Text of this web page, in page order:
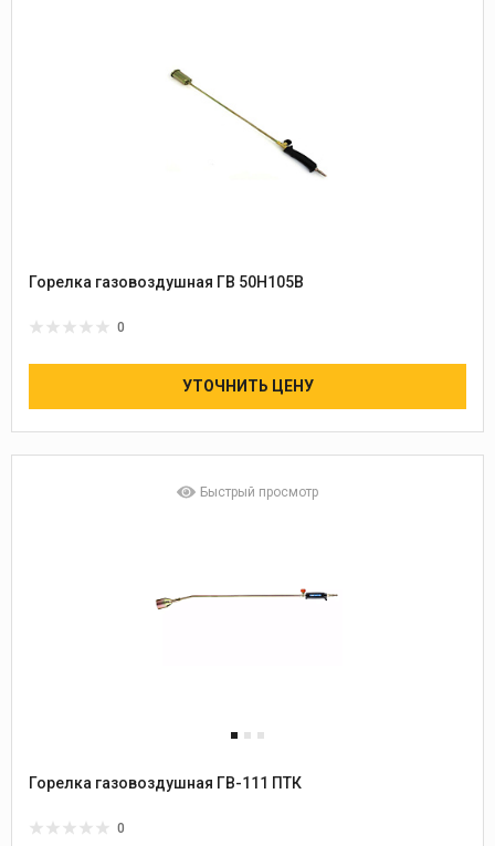
Горелка газовоздушная ГВ 50Н105В
0
УТОЧНИТЬ ЦЕНУ
Быстрый просмотр
Горелка газовоздушная ГВ-111 ПТК
0